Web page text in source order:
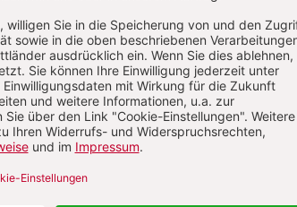
Als Gast kommentieren